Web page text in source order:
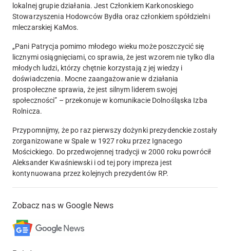
lokalnej grupie działania. Jest Członkiem Karkonoskiego
Stowarzyszenia Hodowców Bydła oraz członkiem spółdzielni
mleczarskiej KaMos.
„Pani Patrycja pomimo młodego wieku może poszczycić się
licznymi osiągnięciami, co sprawia, że jest wzorem nie tylko dla
młodych ludzi, którzy chętnie korzystają z jej wiedzy i
doświadczenia. Mocne zaangażowanie w działania
prospołeczne sprawia, że jest silnym liderem swojej
społeczności” – przekonuje w komunikacie Dolnośląska Izba
Rolnicza.
Przypomnijmy, że po raz pierwszy dożynki prezydenckie zostały
zorganizowane w Spale w 1927 roku przez Ignacego
Mościckiego. Do przedwojennej tradycji w 2000 roku powrócił
Aleksander Kwaśniewski i od tej pory impreza jest
kontynuowana przez kolejnych prezydentów RP.
Zobacz nas w Google News